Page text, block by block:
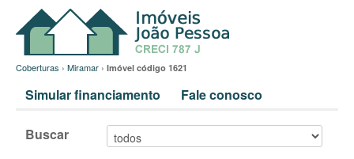
Coberturas › Miramar › Imóvel código 1621
Simular financiamento Fale conosco
Buscar